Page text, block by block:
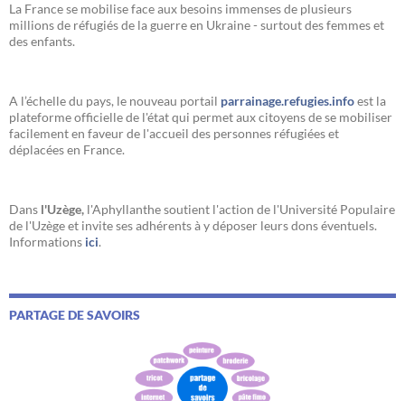
La France se mobilise face aux besoins immenses de plusieurs
millions de réfugiés de la guerre en Ukraine - surtout des femmes et
des enfants.
A l’échelle du pays, le nouveau portail parrainage.refugies.infoest la
plateforme officielle de l'état qui permet aux citoyens de se mobiliser
facilement en faveur de l'accueil des personnes réfugiées et
déplacées en France.
Dans l'Uzège, l'Aphyllanthe soutient l'action de l'Université Populaire
de l'Uzège et invite ses adhérents à y déposer leurs dons éventuels.
Informations ici.
PARTAGE DE SAVOIRS